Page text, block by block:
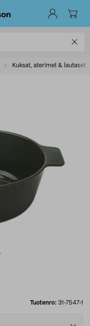
Kuksat, aterimet & lautaset
Tuotenro: 31-7547-1